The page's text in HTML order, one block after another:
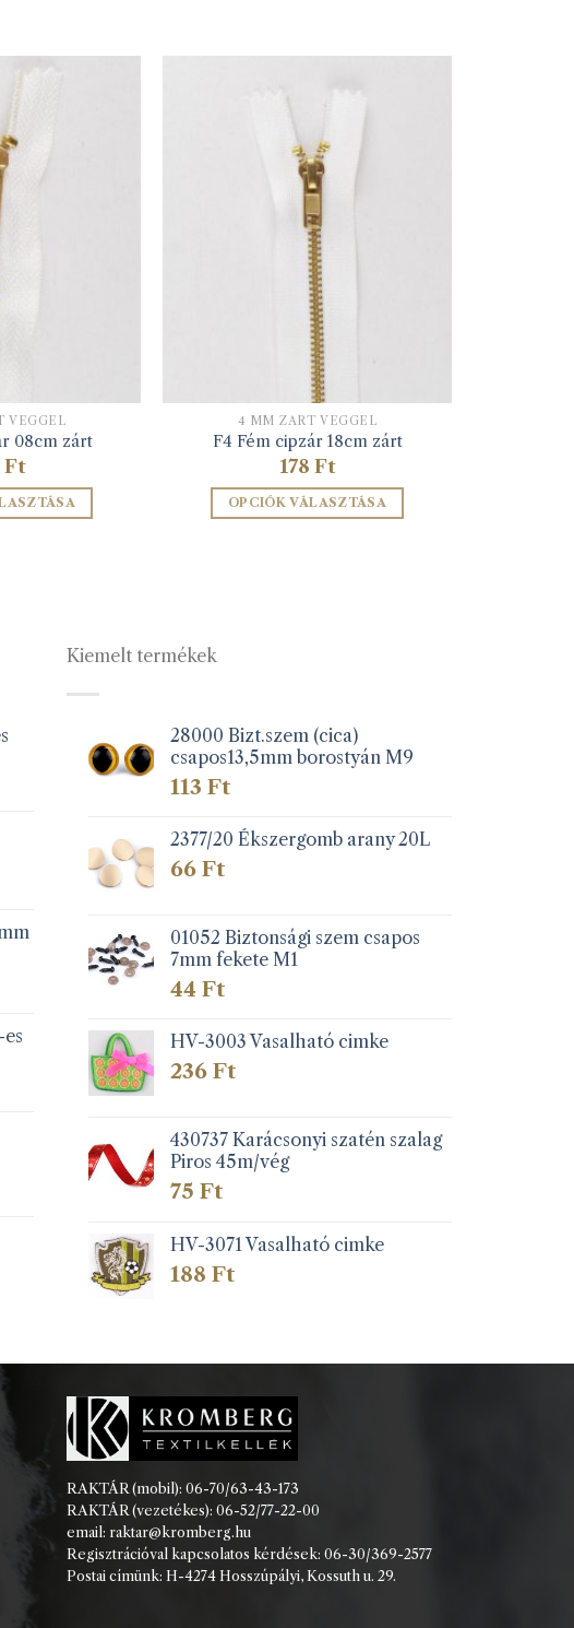
VÉGGEL
08cm zárt
Ft
termékoldalon
4 MM ZÁRT VÉGGEL
F4 Fém cipzár 18cm zárt
178 Ft
OPCIÓK VÁLASZTÁSA
a
termékoldalon
Kiemelt termékek
28000 Bizt.szem (cica)
csapos13,5mm borostyán M9
113Ft
2377/20 Ékszergomb arany 20L
66Ft
01052 Biztonsági szem csapos
7mm fekete M1
44Ft
HV-3003 Vasalható cimke
236Ft
430737 Karácsonyi szatén szalag
Piros 45m/vég
75Ft
HV-3071 Vasalható cimke
188Ft
RAKTÁR (mobil): 06-70/63-43-173
RAKTÁR (vezetékes): 06-52/77-22-00
email: raktar@kromberg.hu
Regisztrációval kapcsolatos kérdések: 06-30/369-2577
Postai címünk: H-4274 Hosszúpályi, Kossuth u. 29.